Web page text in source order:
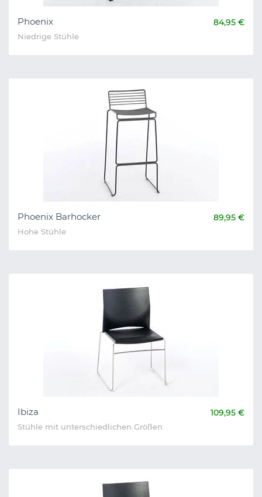
Phoenix 84,95 €
Niedrige Stühle
Phoenix Barhocker 89,95 €
Hohe Stühle
Ibiza 109,95 €
Stühle mit unterschiedlichen Größen